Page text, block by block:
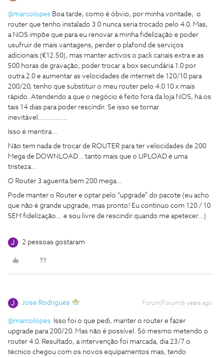
@marcolopes Boa tarde, como é óbvio, por minha vontade, o
router que tenho instalado 3.0 nunca seria trocado pelo 4.0. Mas,
a NOS impõe que para eu renovar a minha fidelização e poder
usufruir de mais vantagens, perder o plafond de serviços
adicionais (€12.50), mas manter activos o pack canais extra e as
500 horas de gravação, poder trocar a box secundária 1.0 por
outra 2.0 e aumentar as velocidades de internet de 120/10 para
200/20, tenho que substituir o meu router pelo 4.0 10 x mais
rápido. Atendendo a que o negócio é feito fora da loja NOS, há os
tais 14 dias para poder rescindir. Se isso se tornar
inevitável…………...
Isso é mentira…
Não tem nada de trocar de ROUTER para ter velocidades de 200
Mega de DOWNLOAD… tanto mais que o UPLOAD é uma
tristeza…
O Router 3 aguenta bem 200 mega…
Pode manter o Router e optar pelo “upgrade” do pacote (eu acho
que não é grande upgrade, mas pronto! Eu continuo com 120 / 10
SEM fidelização… e sou livre de rescindir quando me apetecer…)
2 pessoas gostaram
Jose Rodrigues Forum|Forum|6 years ago
@marcolopes Isso foi o que pedi, manter o router e fazer
upgrade para 200/20. Mas não é possível. Só mesmo metendo o
router 4.0. Resultado, a intervenção foi marcada, dia 23/7 o
técnico chegou com os novos equipamentos mas, tendo